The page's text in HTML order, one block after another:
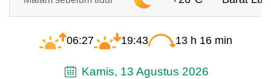
06:27 19:43 13 h 16 min
Kamis, 13 Agustus 2026